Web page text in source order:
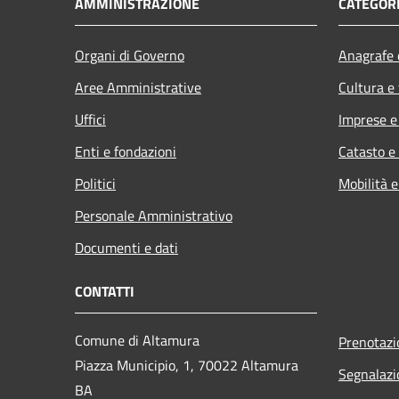
Organi di Governo
Aree Amministrative
Uffici
Enti e fondazioni
Politici
Personale Amministrativo
Documenti e dati
Cultura
Imprese
Catasto
Mobilità
CONTATTI
Comune di Altamura
Piazza Municipio, 1, 70022 Altamura
BA